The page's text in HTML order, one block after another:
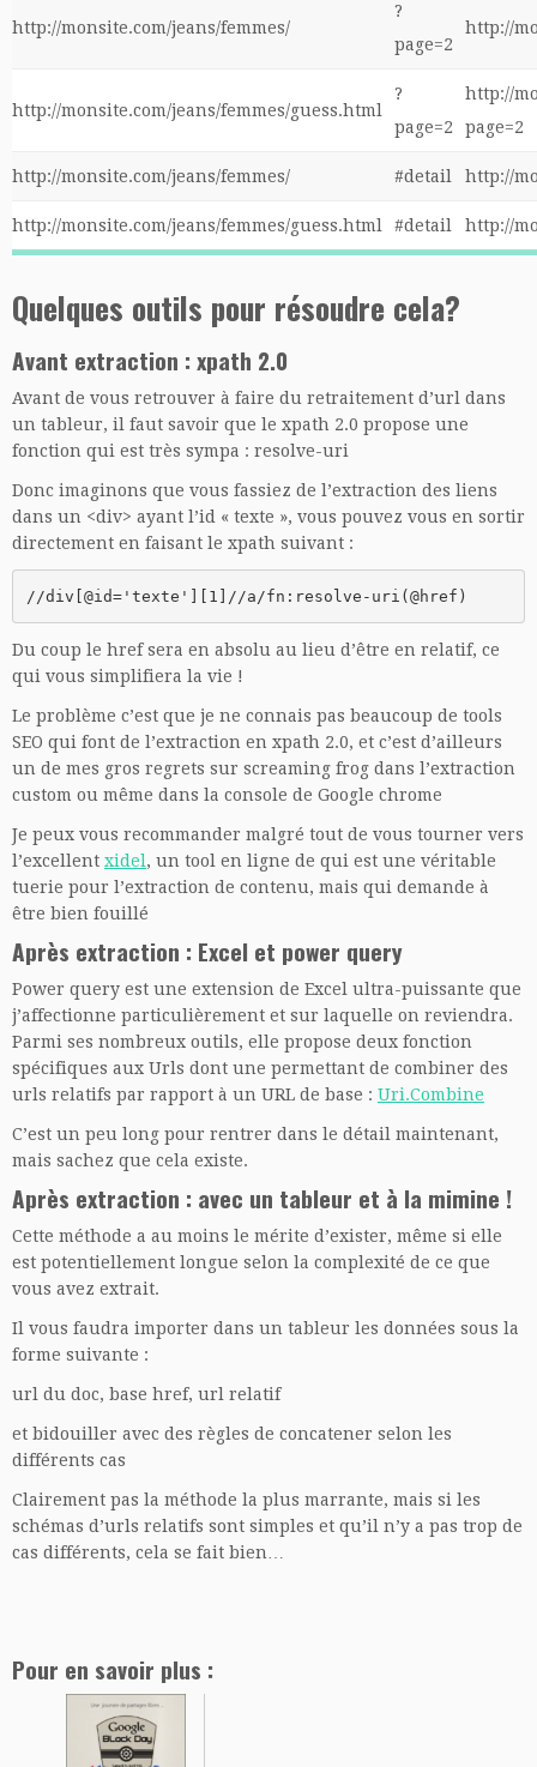
http://monsite.com/jeans/femmes/
?
page=2
http://
http://monsite.com/jeans/femmes/guess.html
?
page=2
http://
page=2
http://monsite.com/jeans/femmes/ #detail http://
http://monsite.com/jeans/femmes/guess.html #detail http://
Quelques outils pour résoudre cela?
Avant extraction : xpath 2.0
Avant de vous retrouver à faire du retraitement d’url dans
un tableur, il faut savoir que le xpath 2.0 propose une
fonction qui est très sympa : resolve-uri
Donc imaginons que vous fassiez de l’extraction des liens
dans un <div> ayant l’id « texte », vous pouvez vous en sortir
directement en faisant le xpath suivant :
//div[@id='texte'][1]//a/fn:resolve-uri(@href)
Du coup le href sera en absolu au lieu d’être en relatif, ce
qui vous simplifiera la vie !
Le problème c’est que je ne connais pas beaucoup de tools
SEO qui font de l’extraction en xpath 2.0, et c’est d’ailleurs
un de mes gros regrets sur screaming frog dans l’extraction
custom ou même dans la console de Google chrome
Je peux vous recommander malgré tout de vous tourner vers
l’excellent xidel, un tool en ligne de qui est une véritable
tuerie pour l’extraction de contenu, mais qui demande à
être bien fouillé
Après extraction : Excel et power query
Power query est une extension de Excel ultra-puissante que
j’affectionne particulièrement et sur laquelle on reviendra.
Parmi ses nombreux outils, elle propose deux fonction
spécifiques aux Urls dont une permettant de combiner des
urls relatifs par rapport à un URL de base : Uri.Combine
C’est un peu long pour rentrer dans le détail maintenant,
mais sachez que cela existe.
Après extraction : avec un tableur et à la mimine !
Cette méthode a au moins le mérite d’exister, même si elle
est potentiellement longue selon la complexité de ce que
vous avez extrait.
Il vous faudra importer dans un tableur les données sous la
forme suivante :
url du doc, base href, url relatif
et bidouiller avec des règles de concatener selon les
différents cas
Clairement pas la méthode la plus marrante, mais si les
schémas d’urls relatifs sont simples et qu’il n’y a pas trop de
cas différents, cela se fait bien…
Pour en savoir plus :